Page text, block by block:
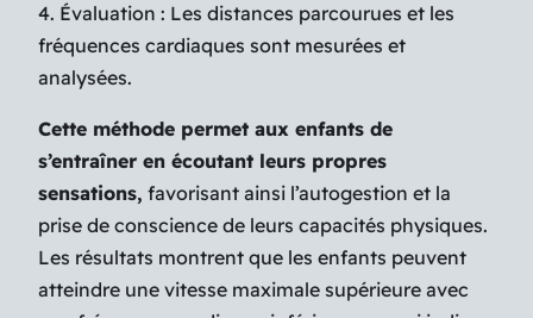
4. Évaluation : Les distances parcourues et les
fréquences cardiaques sont mesurées et
analysées.
Cette méthode permet aux enfants de
s’entraîner en écoutant leurs propres
sensations, favorisant ainsi l’autogestion et la
prise de conscience de leurs capacités physiques.
Les résultats montrent que les enfants peuvent
atteindre une vitesse maximale supérieure avec